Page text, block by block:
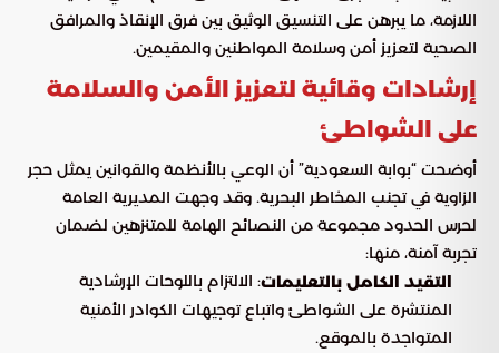
اللازمة، ما يبرهن على التنسيق الوثيق بين فرق الإنقاذ والمرافق
الصحية لتعزيز أمن وسلامة المواطنين والمقيمين.
إرشادات وقائية لتعزيز الأمن والسلامة
على الشواطئ
أوضحت “بوابة السعودية” أن الوعي بالأنظمة والقوانين يمثل حجر
الزاوية في تجنب المخاطر البحرية. وقد وجهت المديرية العامة
لحرس الحدود مجموعة من النصائح الهامة للمتنزهين لضمان
تجربة آمنة، منها:
التقيد الكامل بالتعليمات: الالتزام باللوحات الإرشادية
المنتشرة على الشواطئ واتباع توجيهات الكوادر الأمنية
المتواجدة بالموقع.